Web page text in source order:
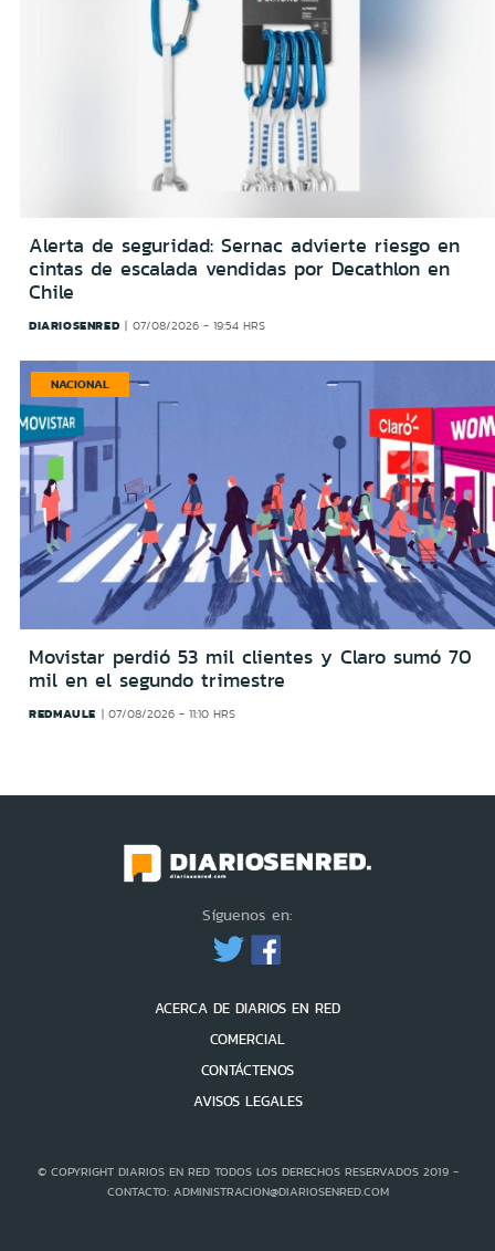
Alerta de seguridad: Sernac advierte riesgo en
cintas de escalada vendidas por Decathlon en
Chile
DIARIOSENRED 07/08/2026 - 19:54 HRS
NACIONAL
Movistar perdió 53 mil clientes y Claro sumó 70
mil en el segundo trimestre
REDMAULE 07/08/2026 - 11:10 HRS
Síguenos en:
ACERCA DE DIARIOS EN RED
COMERCIAL
CONTÁCTENOS
AVISOS LEGALES
© COPYRIGHT DIARIOS EN RED TODOS LOS DERECHOS RESERVADOS 2019 -
CONTACTO: ADMINISTRACION@DIARIOSENRED.COM